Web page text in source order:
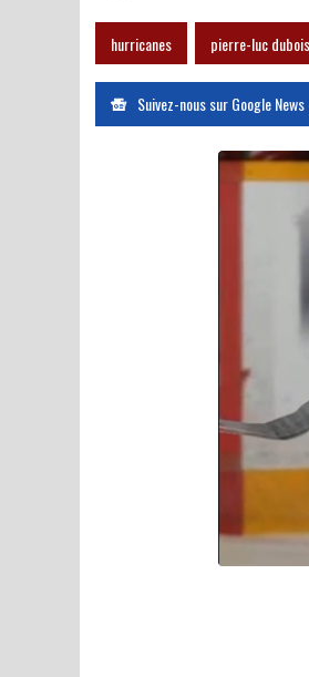
hurricanes pierre-luc dubois
Suivez-nous sur Google News